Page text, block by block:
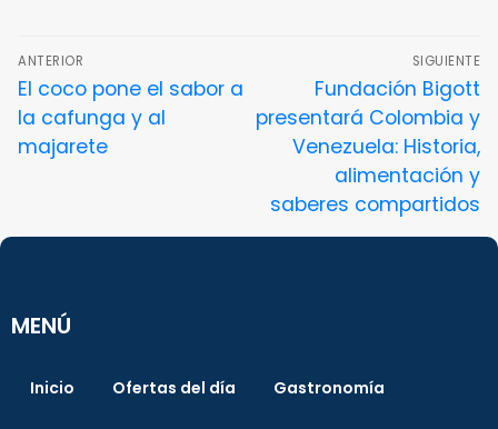
ANTERIOR
El coco pone el sabor a
la cafunga y al
majarete
SIGUIENTE
Fundación Bigott
presentará Colombia y
Venezuela: Historia,
alimentación y
saberes compartidos
MENÚ
Inicio Ofertas del día Gastronomía